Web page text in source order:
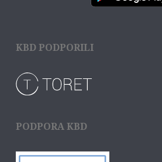
KBD PODPORILI
PODPORA KBD